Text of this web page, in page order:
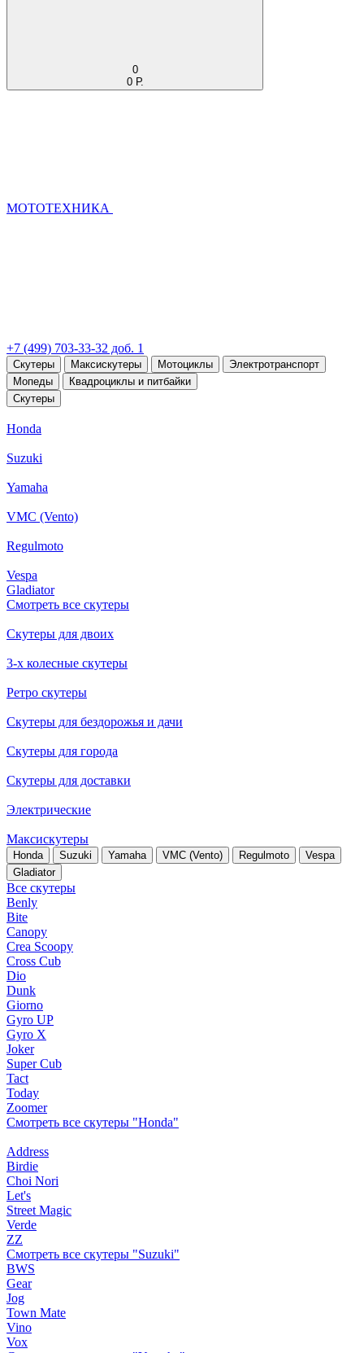
0
0 Р.
МОТОТЕХНИКА
+7 (499) 703-33-32 доб. 1
Скутеры Максискутеры Мотоциклы
Электротранспорт
Мопеды
Квадроциклы и питбайки
Скутеры
Honda
Suzuki
Yamaha
VMC (Vento)
Regulmoto
Vespa
Gladiator
Смотреть все скутеры
Скутеры для двоих
3-х колесные скутеры
Ретро скутеры
Скутеры для бездорожья и дачи
Скутеры для города
Скутеры для доставки
Электрические
Максискутеры
Honda Suzuki Yamaha VMC (Vento) Regulmoto
Vespa
Gladiator
Все скутеры
Benly
Bite
Canopy
Crea Scoopy
Cross Cub
Dio
Dunk
Giorno
Gyro UP
Gyro X
Joker
Super Cub
Tact
Today
Zoomer
Смотреть все скутеры "Honda"
Address
Birdie
Choi Nori
Let's
Street Magic
Verde
ZZ
Смотреть все скутеры "Suzuki"
BWS
Gear
Jog
Town Mate
Vino
Vox